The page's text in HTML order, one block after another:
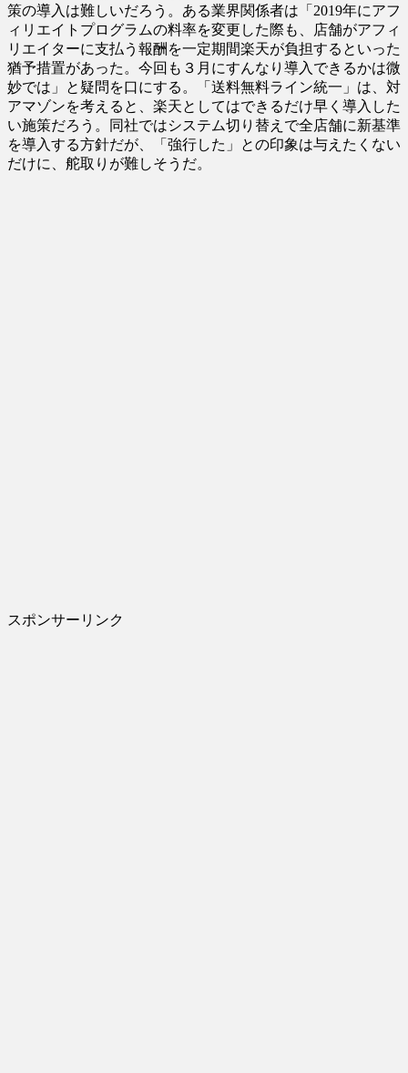
策の導入は難しいだろう。ある業界関係者は「2019年にアフ
ィリエイトプログラムの料率を変更した際も、店舗がアフィ
リエイターに支払う報酬を一定期間楽天が負担するといった
猶予措置があった。今回も３月にすんなり導入できるかは微
妙では」と疑問を口にする。「送料無料ライン統一」は、対
アマゾンを考えると、楽天としてはできるだけ早く導入した
い施策だろう。同社ではシステム切り替えで全店舗に新基準
を導入する方針だが、「強行した」との印象は与えたくない
だけに、舵取りが難しそうだ。
スポンサーリンク